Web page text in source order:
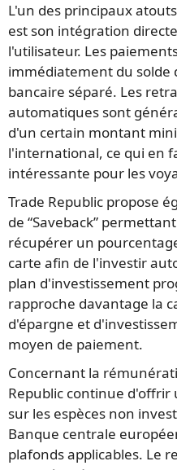
L'un des principaux
est son intégration
l'utilisateur. Les
immédiatement du solde
bancaire séparé. Les
automatiques sont
d'un certain montant
l'international, ce qui en
intéressante pour les
Trade Republic propose
de “Saveback”
récupérer un
carte afin de l'investir
plan d'investissement
rapproche davantage la
d'épargne et
moyen de paiement.
Concernant la
Republic continue
sur les espèces non
Banque centrale
plafonds applicables. Le